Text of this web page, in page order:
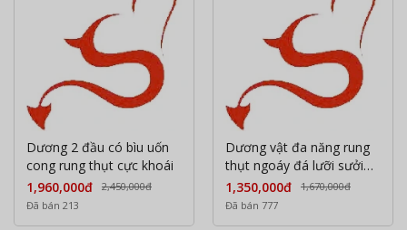
Dương 2 đầu có bìu uốn
cong rung thụt cực khoái
1,960,000đ
2,450,000đ
Đã bán 213
Dương vật đa năng rung
thụt ngoáy đá lưỡi sưởi
ấm đầu bi
1,350,000đ
1,670,000đ
Đã bán 777